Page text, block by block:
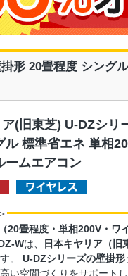
形 20畳程度 シング
ア(旧東芝) U-DZシリ
ル 標準省エネ 単相
ームエアコン
20畳程度・単相200V・ワ
Wは、 日本キヤリア（旧
。 U-DZシリーズの壁掛形
い空間づくりをサポートし